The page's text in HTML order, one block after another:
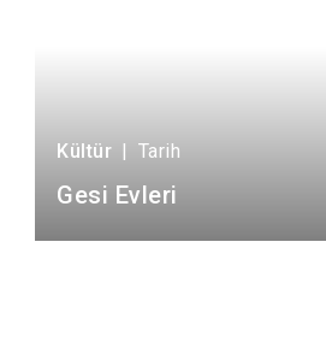
Kültür | Tarih
Gesi Evleri